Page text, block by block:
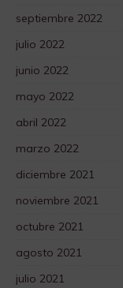
septiembre 2022
julio 2022
junio 2022
mayo 2022
abril 2022
marzo 2022
diciembre 2021
noviembre 2021
octubre 2021
agosto 2021
julio 2021